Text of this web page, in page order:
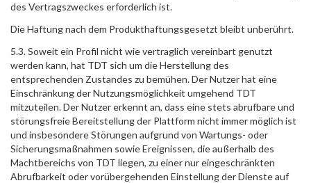
des Vertragszweckes erforderlich ist.
Die Haftung nach dem Produkthaftungsgesetzt bleibt unberührt.
5.3. Soweit ein Profil nicht wie vertraglich vereinbart genutzt
werden kann, hat TDT sich um die Herstellung des
entsprechenden Zustandes zu bemühen. Der Nutzer hat eine
Einschränkung der Nutzungsmöglichkeit umgehend TDT
mitzuteilen. Der Nutzer erkennt an, dass eine stets abrufbare und
störungsfreie Bereitstellung der Plattform nicht immer möglich ist
und insbesondere Störungen aufgrund von Wartungs- oder
Sicherungsmaßnahmen sowie Ereignissen, die außerhalb des
Machtbereichs von TDT liegen, zu einer nur eingeschränkten
Abrufbarkeit oder vorübergehenden Einstellung der Dienste auf